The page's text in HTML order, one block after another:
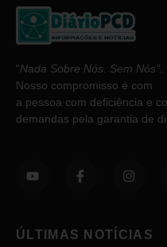
“Nada Sobre Nós. Sem Nós”.
Nosso compromisso é com
a pessoa com deficiência e
demandas pela garantia de
ÚLTIMAS NOTÍCIAS